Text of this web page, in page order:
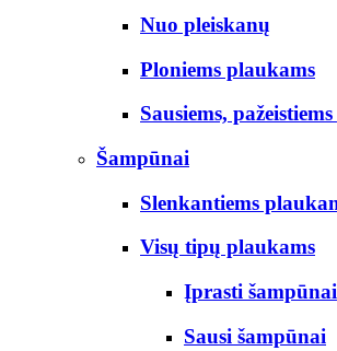
Nuo pleiskanų
Ploniems plaukams
Sausiems,
Šampūnai
Slenkantiems
Visų tipų plaukams
Įprasti šampūnai
Sausi šampūnai